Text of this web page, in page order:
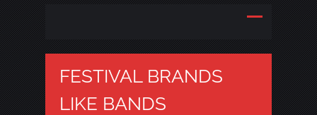
FESTIVAL BRANDS
LIKE BANDS